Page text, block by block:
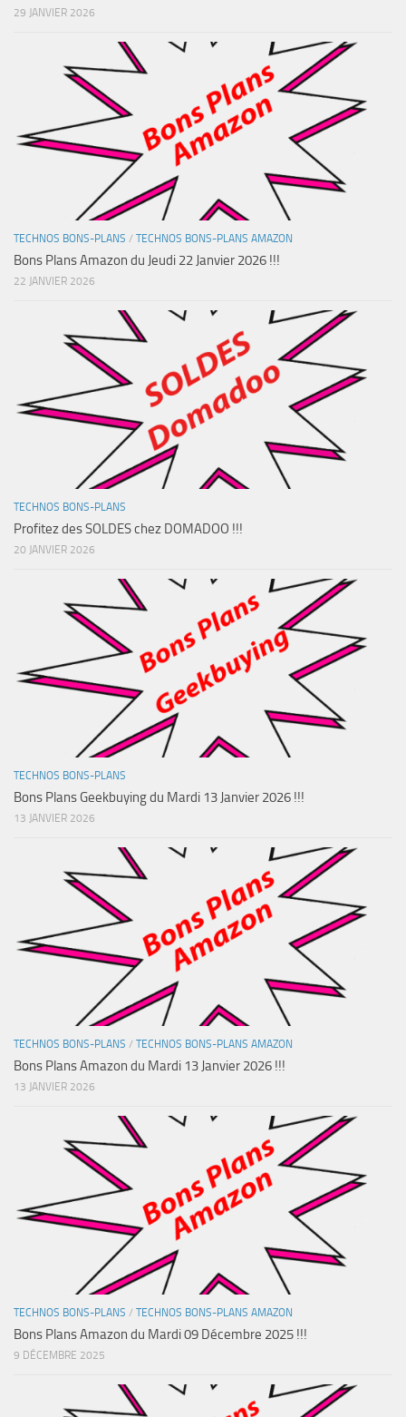
29 JANVIER 2026
TECHNOS BONS-PLANS / TECHNOS BONS-PLANS AMAZON
Bons Plans Amazon du Jeudi 22 Janvier 2026 !!!
22 JANVIER 2026
TECHNOS BONS-PLANS
Profitez des SOLDES chez DOMADOO !!!
20 JANVIER 2026
TECHNOS BONS-PLANS
Bons Plans Geekbuying du Mardi 13 Janvier 2026 !!!
13 JANVIER 2026
TECHNOS BONS-PLANS / TECHNOS BONS-PLANS AMAZON
Bons Plans Amazon du Mardi 13 Janvier 2026 !!!
13 JANVIER 2026
TECHNOS BONS-PLANS / TECHNOS BONS-PLANS AMAZON
Bons Plans Amazon du Mardi 09 Décembre 2025 !!!
9 DÉCEMBRE 2025